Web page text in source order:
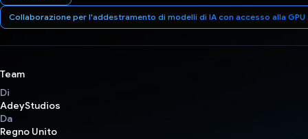
Collaborazione per l'addestramento di modelli di IA con accesso alla GPU
Team
Di
AdeyStudios
Da
Regno Unito